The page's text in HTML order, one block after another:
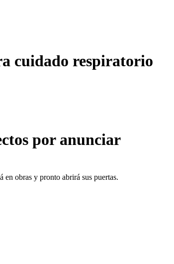
cuidado respiratorio
por anunciar
en obras y pronto abrirá sus puertas.